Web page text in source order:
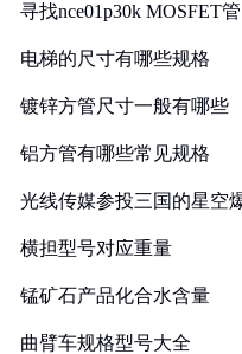
寻找nce01p30k MOSFET
电梯的尺寸有哪些规格
镀锌方管尺寸一般有哪些
铝方管有哪些常见规格
光线传媒参投三国的星空
横担型号对应重量
锰矿石产品化合水含量
曲臂车规格型号大全